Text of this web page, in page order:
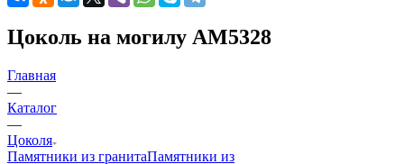
Цоколь на могилу AM5328
Главная
—
Каталог
—
Цоколя
Памятники из гранитаПамятники из